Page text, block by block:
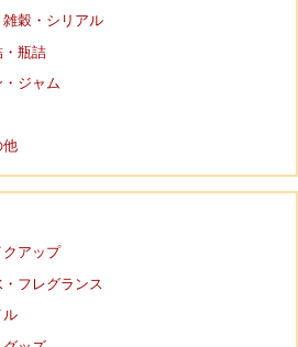
雑穀・シリアル
・瓶詰
・ジャム
他
クアップ
フレグランス
ル